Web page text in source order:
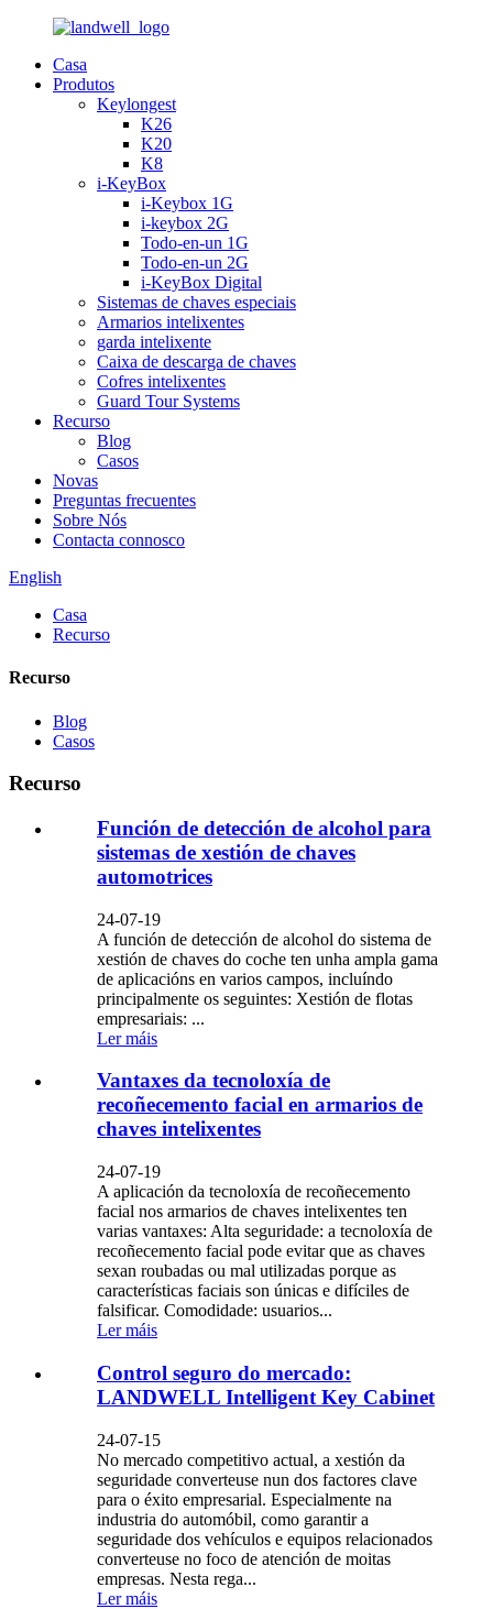
Casa
Produtos
Keylongest
K26
K20
K8
i-KeyBox
i-Keybox 1G
i-keybox 2G
Todo-en-un 1G
Todo-en-un 2G
i-KeyBox Digital
Sistemas de chaves especiais
Armarios intelixentes
garda intelixente
Caixa de descarga de chaves
Cofres intelixentes
Guard Tour Systems
Recurso
Blog
Casos
Novas
Preguntas frecuentes
Sobre Nós
Contacta connosco
English
Casa
Recurso
Recurso
Blog
Casos
Recurso
Función de detección de alcohol para
sistemas de xestión de chaves
automotrices
24-07-19
A función de detección de alcohol do sistema de
xestión de chaves do coche ten unha ampla gama
de aplicacións en varios campos, incluíndo
principalmente os seguintes: Xestión de flotas
empresariais: ...
Ler máis
Vantaxes da tecnoloxía de
recoñecemento facial en armarios de
chaves intelixentes
24-07-19
A aplicación da tecnoloxía de recoñecemento
facial nos armarios de chaves intelixentes ten
varias vantaxes: Alta seguridade: a tecnoloxía de
recoñecemento facial pode evitar que as chaves
sexan roubadas ou mal utilizadas porque as
características faciais son únicas e difíciles de
falsificar. Comodidade: usuarios...
Ler máis
Control seguro do mercado:
LANDWELL Intelligent Key Cabinet
24-07-15
No mercado competitivo actual, a xestión da
seguridade converteuse nun dos factores clave
para o éxito empresarial. Especialmente na
industria do automóbil, como garantir a
seguridade dos vehículos e equipos relacionados
converteuse no foco de atención de moitas
empresas. Nesta rega...
Ler máis